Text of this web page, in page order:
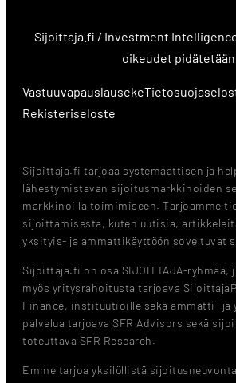
Sijoittaja.fi / Investment Intelligence
oikeudet pidätetään
Vastuuvapauslauseke
Rekisteriseloste
Sijoittaja.fi tarjoaa systemaattisen ja
lähestymistavan sijoitusmarkkinoiden
markkinoilla toimimiseen. Tarjoamme
sijoittamisesta, kuten uutisia,
yksityis- ja ammattikäyttöön soveltuvat
Sijoittaja.fi on osa SIJOITTAJA-ryhmää,
myös yritysrahoitusta tarjoava
Finance, instituutioille sekä ammatti-
palvelua tarjoava SFR Advisors sekä
toteuttava SFR Research.
Emme tarjoa yksilöllistä